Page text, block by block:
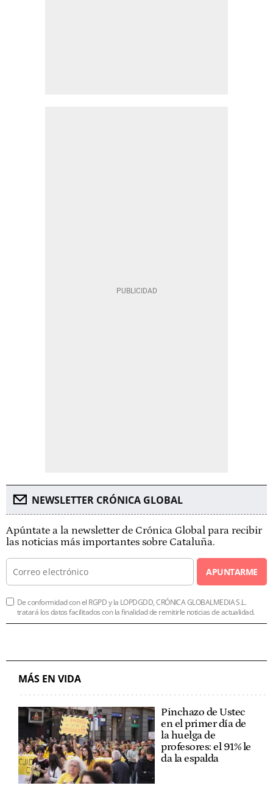
NEWSLETTER CRÓNICA GLOBAL
Apúntate a la newsletter de Crónica Global para recibir
las noticias más importantes sobre Cataluña.
APUNTARME
De conformidad con el RGPD y la LOPDGDD, CRÓNICA GLOBALMEDIA S.L.
tratará los datos facilitados con la finalidad de remitirle noticias de actualidad.
MÁS EN VIDA
Pinchazo de Ustec
en el primer día de
la huelga de
profesores: el 91% le
da la espalda